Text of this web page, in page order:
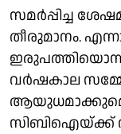
സമര്‍പ്പിച്ച
തീരുമാനം.
വര്‍ഷകാല
സിബിഐയ്ക്ക്